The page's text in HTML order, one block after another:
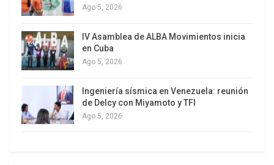
La democracia en el mundo sufre un claro
deterioro, con muchos más países que registran
Ago 5, 2026
IV Asamblea de ALBA Movimientos inicia
en Cuba
Ago 5, 2026
Ingeniería sísmica en Venezuela: reunión
de Delcy con Miyamoto y TFI
Ago 5, 2026